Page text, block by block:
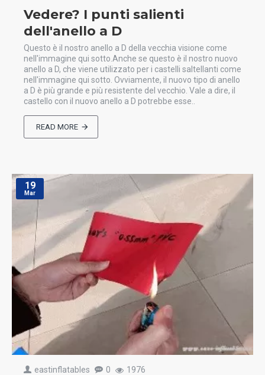
Vedere? I punti salienti
dell'anello a D
Questo è il nostro anello a D della vecchia visione come
nell'immagine qui sotto.Anche se questo è il nostro nuovo
anello a D, che viene utilizzato per i castelli saltellanti come
nell'immagine qui sotto. Ovviamente, il nuovo tipo di anello
a D è più grande e più resistente del vecchio. Vale a dire, il
castello con il nuovo anello a D potrebbe esse..
READ MORE
19
Mar
eastinflatables 0 1976